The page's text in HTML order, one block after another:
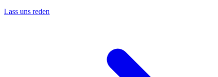
Lass uns reden